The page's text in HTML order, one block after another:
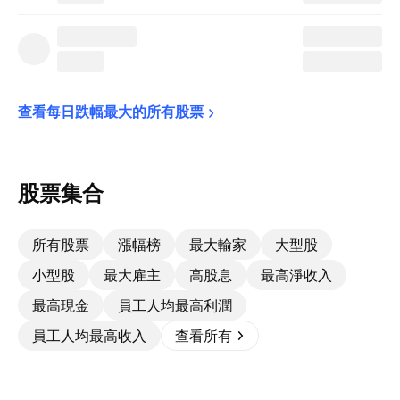
查看每日跌幅最大的所有股票
股票集合
所有股票 漲幅榜 最大輸家
大型股
小型股
最大雇主 高股息
最高淨收入
最高現金
員工人均最高利潤
員工人均最高收入
查看所有